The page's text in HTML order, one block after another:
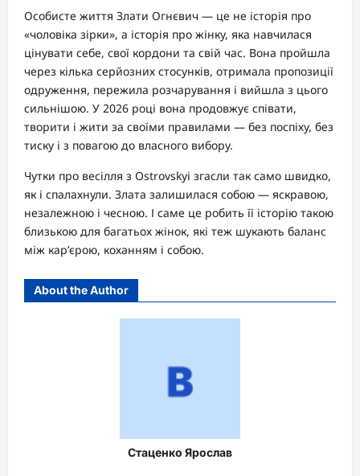
Особисте життя Злати Огнєвич — це не історія про
«чоловіка зірки», а історія про жінку, яка навчилася
цінувати себе, свої кордони та свій час. Вона пройшла
через кілька серйозних стосунків, отримала пропозиції
одруження, пережила розчарування і вийшла з цього
сильнішою. У 2026 році вона продовжує співати,
творити і жити за своїми правилами — без поспіху, без
тиску і з повагою до власного вибору.
Чутки про весілля з Ostrovskyi згасли так само швидко,
як і спалахнули. Злата залишилася собою — яскравою,
незалежною і чесною. І саме це робить її історію такою
близькою для багатьох жінок, які теж шукають баланс
між кар’єрою, коханням і собою.
About the Author
Стаценко Ярослав